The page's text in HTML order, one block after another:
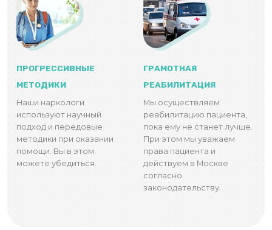
ПРОГРЕССИВНЫЕ
МЕТОДИКИ
Наши наркологи
используют научный
подход и передовые
методики при оказании
помощи. Вы в этом
можете убедиться.
ГРАМОТНАЯ
РЕАБИЛИТАЦИЯ
Мы осуществляем
реабилитацию пациента,
пока ему не станет лучше.
При этом мы уважаем
права пациента и
действуем в Москве
согласно
законодательству.